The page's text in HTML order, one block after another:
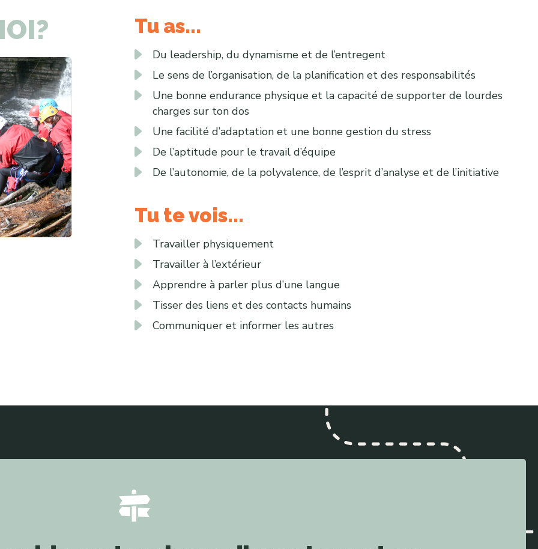
Tu as...
Du leadership, du dynamisme et de l’entregent
Le sens de l’organisation, de la planification et des responsabilités
Une bonne endurance physique et la capacité de supporter de lourdes
charges sur ton dos
Une facilité d’adaptation et une bonne gestion du stress
De l’aptitude pour le travail d’équipe
De l’autonomie, de la polyvalence, de l’esprit d’analyse et de l’initiative
Tu te vois...
Travailler physiquement
Travailler à l’extérieur
Apprendre à parler plus d’une langue
Tisser des liens et des contacts humains
Communiquer et informer les autres